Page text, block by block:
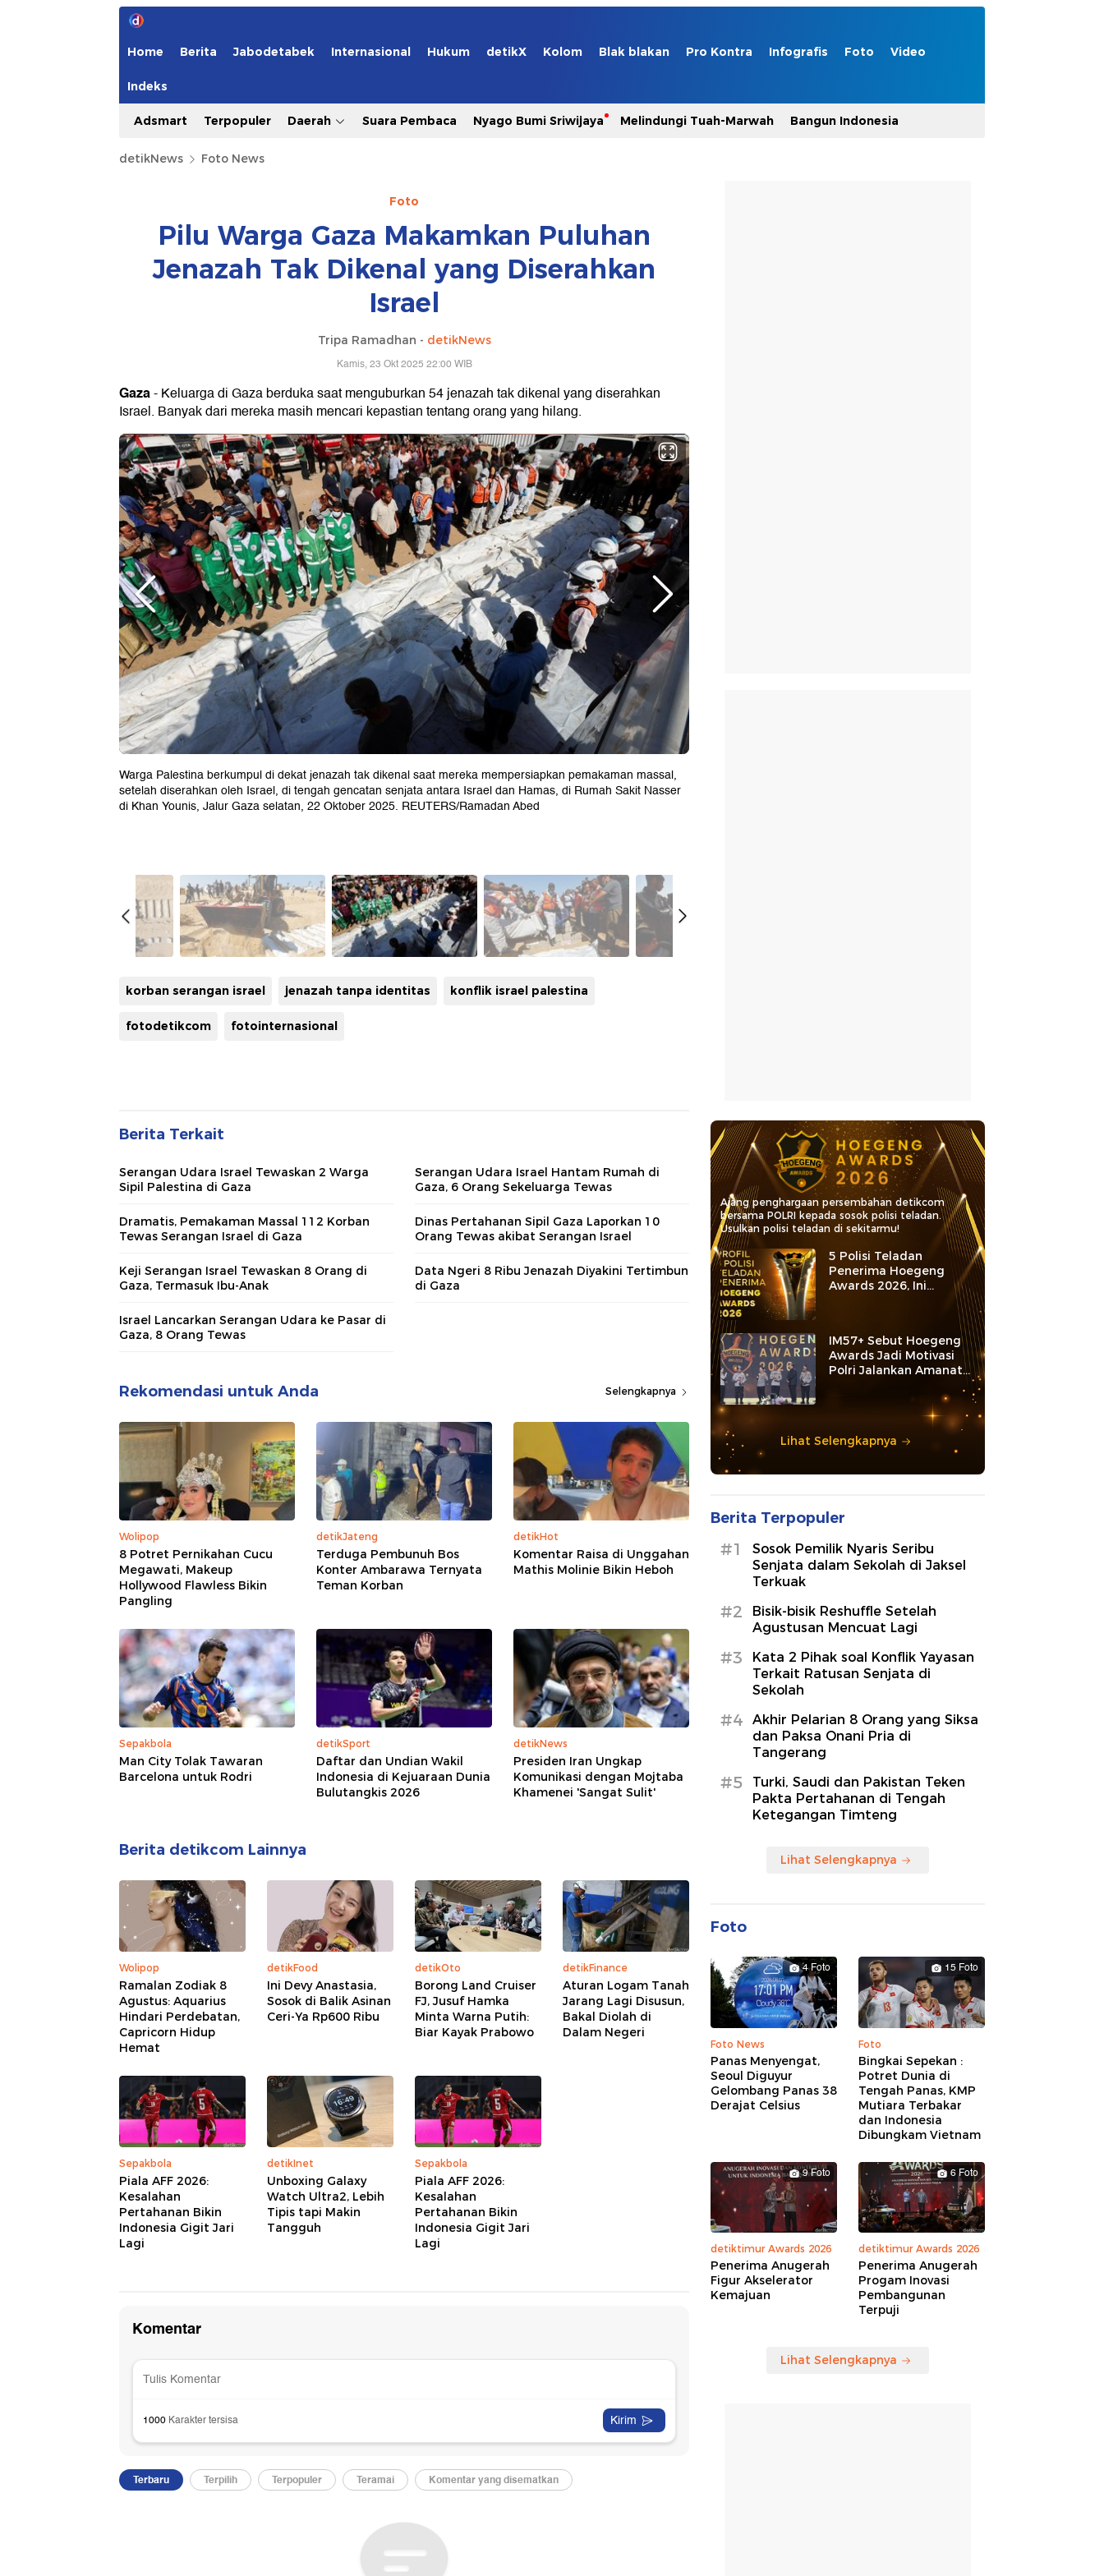
Home Berita Jabodetabek Internasional Hukum detikX Kolom Blak blakan Pro Kontra Infografis Foto Video
Indeks
Adsmart Terpopuler Daerah Suara Pembaca Nyago Bumi Sriwijaya Melindungi Tuah-Marwah Bangun Indonesia
detikNews Foto News
Foto
Pilu Warga Gaza Makamkan Puluhan
Jenazah Tak Dikenal yang Diserahkan
Israel
Tripa Ramadhan - detikNews
Kamis, 23 Okt 2025 22:00 WIB
Gaza- Keluarga di Gaza berduka saat menguburkan 54 jenazah tak dikenal yang diserahkan
Israel. Banyak dari mereka masih mencari kepastian tentang orang yang hilang.
Warga Palestina berkumpul di dekat jenazah tak dikenal saat mereka mempersiapkan pemakaman massal,
setelah diserahkan oleh Israel, di tengah gencatan senjata antara Israel dan Hamas, di Rumah Sakit Nasser
di Khan Younis, Jalur Gaza selatan, 22 Oktober 2025. REUTERS/Ramadan Abed
korban serangan israel jenazah tanpa identitas konflik israel palestina
fotodetikcom fotointernasional
Berita Terkait
Serangan Udara Israel Tewaskan 2 Warga
Sipil Palestina di Gaza
Serangan Udara Israel Hantam Rumah di
Gaza, 6 Orang Sekeluarga Tewas
Dramatis, Pemakaman Massal 112 Korban
Tewas Serangan Israel di Gaza
Dinas Pertahanan Sipil Gaza Laporkan 10
Orang Tewas akibat Serangan Israel
Keji Serangan Israel Tewaskan 8 Orang di
Gaza, Termasuk Ibu-Anak
Data Ngeri 8 Ribu Jenazah Diyakini Tertimbun
di Gaza
Israel Lancarkan Serangan Udara ke Pasar di
Gaza, 8 Orang Tewas
Rekomendasi untuk Anda Selengkapnya
Wolipop
8 Potret Pernikahan Cucu
Megawati, Makeup
Hollywood Flawless Bikin
Pangling
detikJateng
Terduga Pembunuh Bos
Konter Ambarawa Ternyata
Teman Korban
detikHot
Komentar Raisa di Unggahan
Mathis Molinie Bikin Heboh
Sepakbola
Man City Tolak Tawaran
Barcelona untuk Rodri
detikSport
Daftar dan Undian Wakil
Indonesia di Kejuaraan Dunia
Bulutangkis 2026
detikNews
Presiden Iran Ungkap
Komunikasi dengan Mojtaba
Khamenei 'Sangat Sulit'
Berita detikcom Lainnya
Wolipop
Ramalan Zodiak 8
Agustus: Aquarius
Hindari Perdebatan,
Capricorn Hidup
Hemat
detikFood
Ini Devy Anastasia,
Sosok di Balik Asinan
Ceri-Ya Rp600 Ribu
detikOto
Borong Land Cruiser
FJ, Jusuf Hamka
Minta Warna Putih:
Biar Kayak Prabowo
detikFinance
Aturan Logam Tanah
Jarang Lagi Disusun,
Bakal Diolah di
Dalam Negeri
Sepakbola
Piala AFF 2026:
Kesalahan
Pertahanan Bikin
Indonesia Gigit Jari
Lagi
detikInet
Unboxing Galaxy
Watch Ultra2, Lebih
Tipis tapi Makin
Tangguh
Sepakbola
Piala AFF 2026:
Kesalahan
Pertahanan Bikin
Indonesia Gigit Jari
Lagi
Ajang penghargaan persembahan detikcom
bersama POLRI kepada sosok polisi teladan.
Usulkan polisi teladan di sekitarmu!
5 Polisi Teladan
Penerima Hoegeng
Awards 2026, Ini
Kategori dan Kiprahnya
IM57+ Sebut Hoegeng
Awards Jadi Motivasi
Polri Jalankan Amanat
Lihat Selengkapnya
Berita Terpopuler
#1
Sosok Pemilik Nyaris Seribu
Senjata dalam Sekolah di Jaksel
Terkuak
#2
Bisik-bisik Reshuffle Setelah
Agustusan Mencuat Lagi
#3
Kata 2 Pihak soal Konflik Yayasan
Terkait Ratusan Senjata di
Sekolah
#4
Akhir Pelarian 8 Orang yang Siksa
dan Paksa Onani Pria di
Tangerang
#5
Turki, Saudi dan Pakistan Teken
Pakta Pertahanan di Tengah
Ketegangan Timteng
Lihat Selengkapnya
Foto
4 Foto
Foto News
Panas Menyengat,
Seoul Diguyur
Gelombang Panas 38
Derajat Celsius
15 Foto
Foto
Bingkai Sepekan :
Potret Dunia di
Tengah Panas, KMP
Mutiara Terbakar
dan Indonesia
Dibungkam Vietnam
9 Foto
detiktimur Awards 2026
Penerima Anugerah
Figur Akselerator
Kemajuan
6 Foto
detiktimur Awards 2026
Penerima Anugerah
Progam Inovasi
Pembangunan
Terpuji
Lihat Selengkapnya